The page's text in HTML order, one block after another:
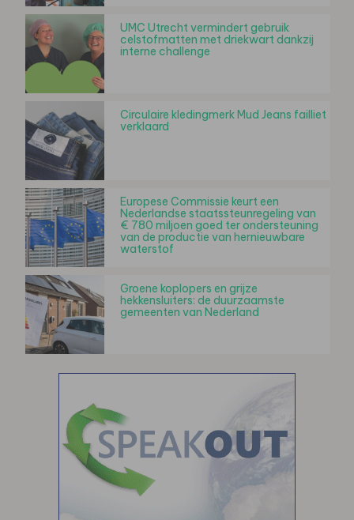
UMC Utrecht vermindert gebruik
celstofmatten met driekwart dankzij
interne challenge
Circulaire kledingmerk Mud Jeans failliet
verklaard
Europese Commissie keurt een
Nederlandse staatssteunregeling van
€ 780 miljoen goed ter ondersteuning
van de productie van hernieuwbare
waterstof
Groene koplopers en grijze
hekkensluiters: de duurzaamste
gemeenten van Nederland